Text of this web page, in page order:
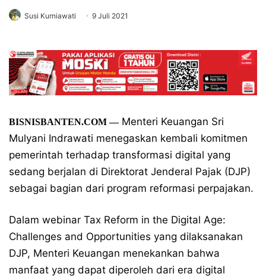
Susi Kurniawati 9 Juli 2021
BISNISBANTEN.COM —Menteri Keuangan Sri
Mulyani Indrawati menegaskan kembali komitmen
pemerintah terhadap transformasi digital yang
sedang berjalan di Direktorat Jenderal Pajak (DJP)
sebagai bagian dari program reformasi perpajakan.
Dalam webinar Tax Reform in the Digital Age:
Challenges and Opportunities yang dilaksanakan
DJP, Menteri Keuangan menekankan bahwa
manfaat yang dapat diperoleh dari era digital